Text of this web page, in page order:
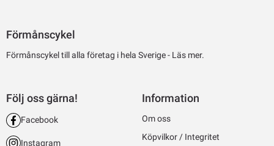
Förmånscykel
Förmånscykel till alla företag i hela Sverige - Läs mer.
Följ oss gärna!
Facebook
Instagram
Information
Om oss
Köpvilkor / Integritet